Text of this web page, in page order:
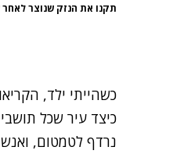
תקנו את הנזק שנוצר
כשהייתי ילד,
כיצד עיר שכל
נרדף לטמטום,